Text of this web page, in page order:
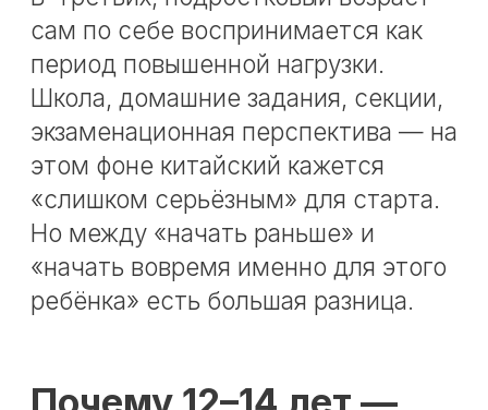
обучение становится устойчивее.
Лучше развита способность к
системному обучению
Подросток уже умеет слушать
объяснение, видеть
закономерности, сравнивать,
запоминать через смысл, а не
только через игру. Это особенно
важно в китайском языке, где нужна
внимательность к структуре,
графике, тонам и повторению.
ответственности за обучение: